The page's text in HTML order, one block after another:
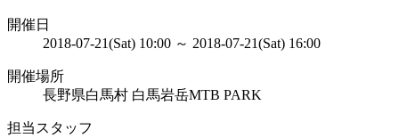
開催日
2018-07-21(Sat) 10:00 ～ 2018-07-21(Sat) 16:00
開催場所
長野県白馬村 白馬岩岳MTB PARK
担当スタッフ